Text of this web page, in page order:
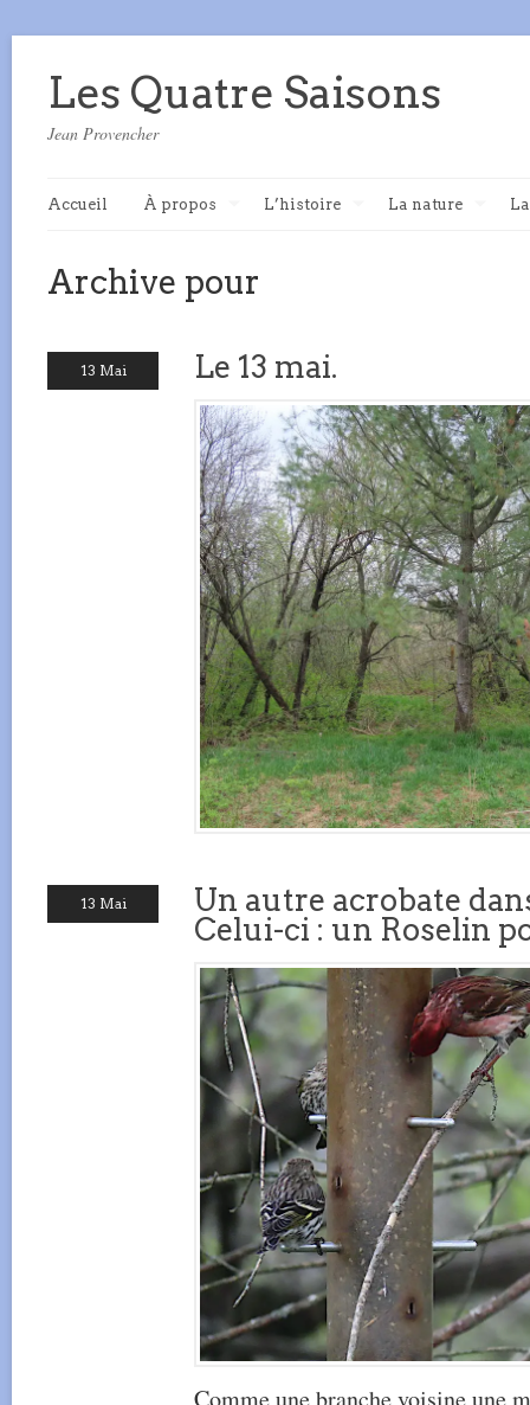
Les Quatre Saisons
Jean Provencher
Accueil À propos L’histoire La nature
Archive pour
13 Mai Le 13 mai.
13 Mai
Un autre acrobate
Celui-ci : un Roselin
Comme une branche voisine une